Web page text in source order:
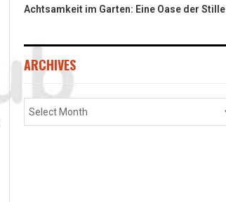
Achtsamkeit im Garten: Eine Oase der Stille
ARCHIVES